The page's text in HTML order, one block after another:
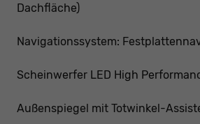
Dachfläche)
Navigationssystem:
Scheinwerfer LED High
Außenspiegel mit Totwinkel-